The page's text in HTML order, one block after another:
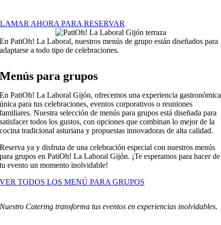
AHORA PARA RESERVAR
En PatiOh! La Laboral, nuestros menús de grupo están diseñados para
adaptarse a todo tipo de celebraciones.
Menús para grupos
En PatiOh! La Laboral Gijón, ofrecemos una experiencia gastronómica
única para tus celebraciones, eventos corporativos o reuniones
familiares. Nuestra selección de menús para grupos está diseñada para
satisfacer todos los gustos, con opciones que combinan lo mejor de la
cocina tradicional asturiana y propuestas innovadoras de alta calidad.
Reserva ya y disfruta de una celebración especial con nuestros menús
para grupos en PatiOh! La Laboral Gijón. ¡Te esperamos para hacer de
tu evento un momento inolvidable!
VER TODOS LOS MENÚ PARA GRUPOS
Nuestro Catering transforma tus eventos en experiencias inolvidables.